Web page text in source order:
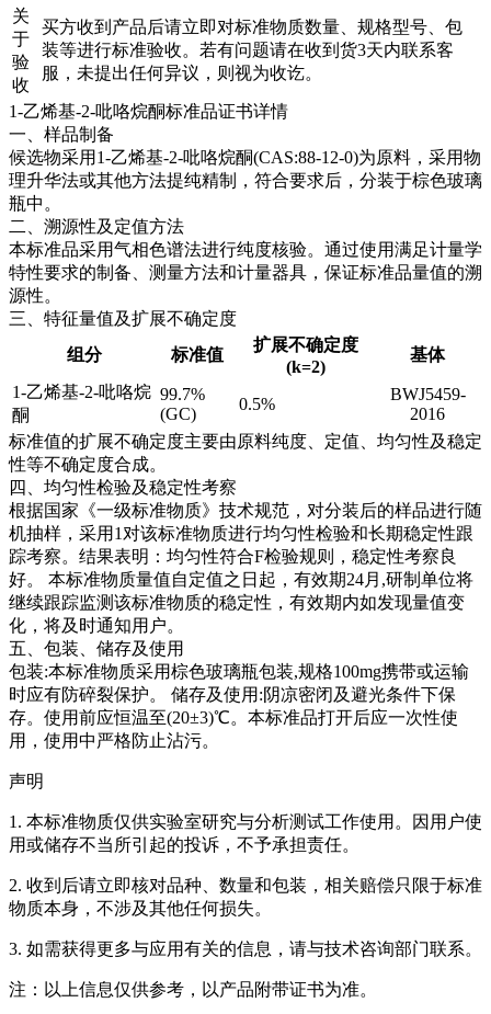
关
于
验
收
买方收到产品后请立即对标准物质数量、规格型号、包
装等进行标准验收。若有问题请在收到货3天内联系客
服，未提出任何异议，则视为收讫。
1-乙烯基-2-吡咯烷酮标准品证书详情
一、样品制备
候选物采用1-乙烯基-2-吡咯烷酮(CAS:88-12-0)为原料，采用物
理升华法或其他方法提纯精制，符合要求后，分装于棕色玻璃
瓶中。
二、溯源性及定值方法
本标准品采用气相色谱法进行纯度核验。通过使用满足计量学
特性要求的制备、测量方法和计量器具，保证标准品量值的溯
源性。
三、特征量值及扩展不确定度
组分
标准值
扩展不确定度
(k=2)
基体
1-乙烯基-2-吡咯烷
酮
99.7%
(GC)
0.5%
BWJ5459-
2016
标准值的扩展不确定度主要由原料纯度、定值、均匀性及稳定
性等不确定度合成。
四、均匀性检验及稳定性考察
根据国家《一级标准物质》技术规范，对分装后的样品进行随
机抽样，采用1对该标准物质进行均匀性检验和长期稳定性跟
踪考察。结果表明：均匀性符合F检验规则，稳定性考察良
好。 本标准物质量值自定值之日起，有效期24月,研制单位将
继续跟踪监测该标准物质的稳定性，有效期内如发现量值变
化，将及时通知用户。
五、包装、储存及使用
包装:本标准物质采用棕色玻璃瓶包装,规格100mg携带或运输
时应有防碎裂保护。 储存及使用:阴凉密闭及避光条件下保
存。使用前应恒温至(20±3)℃。本标准品打开后应一次性使
用，使用中严格防止沾污。
声明
1. 本标准物质仅供实验室研究与分析测试工作使用。因用户使
用或储存不当所引起的投诉，不予承担责任。
2. 收到后请立即核对品种、数量和包装，相关赔偿只限于标准
物质本身，不涉及其他任何损失。
3. 如需获得更多与应用有关的信息，请与技术咨询部门联系。
注：以上信息仅供参考，以产品附带证书为准。